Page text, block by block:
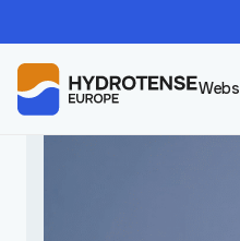
HOME/WINKEL/FILTERS EN